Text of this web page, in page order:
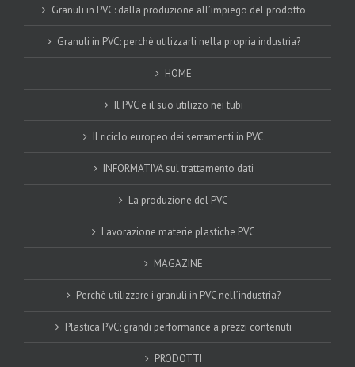
Granuli in PVC: dalla produzione all’impiego del prodotto
Granuli in PVC: perchè utilizzarli nella propria industria?
HOME
Il PVC e il suo utilizzo nei tubi
Il riciclo europeo dei serramenti in PVC
INFORMATIVA sul trattamento dati
La produzione del PVC
Lavorazione materie plastiche PVC
MAGAZINE
Perchè utilizzare i granuli in PVC nell’industria?
Plastica PVC: grandi performance a prezzi contenuti
PRODOTTI